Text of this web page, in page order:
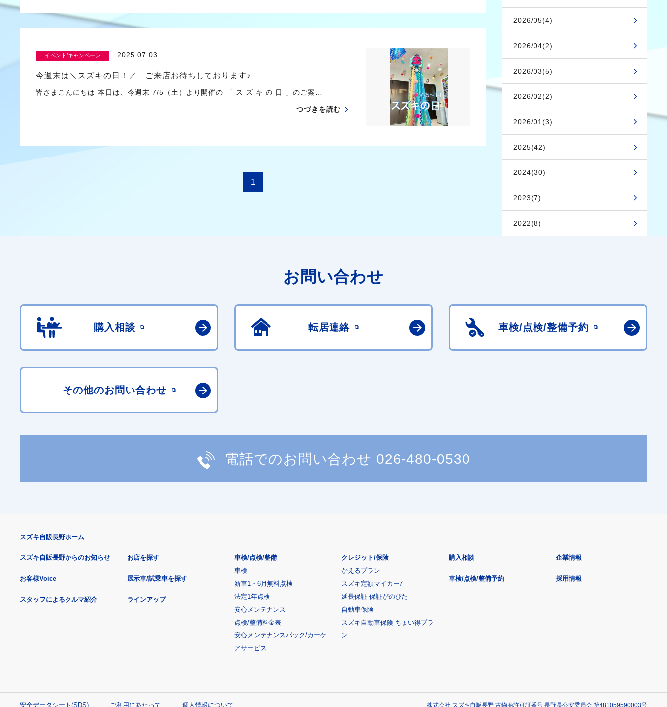
イベント/キャンペーン 2025.07.03
今週末は＼スズキの日！／ ご来店お待ちしております♪
皆さまこんにちは 本日は、今週末 7/5（土）より開催の 「 ス ズ キ の 日 」のご案…
つづきを読む
1
2026/05(4)
2026/04(2)
2026/03(5)
2026/02(2)
2026/01(3)
2025(42)
2024(30)
2023(7)
2022(8)
お問い合わせ
購入相談 転居連絡 車検/点検/整備予約
その他のお問い合わせ
電話でのお問い合わせ 026-480-0530
スズキ自販長野ホーム
スズキ自販長野からのお知らせ
お客様Voice
スタッフによるクルマ紹介
お店を探す
展示車/試乗車を探す
ラインアップ
車検/点検/整備
車検
新車1・6月無料点検
法定1年点検
安心メンテナンス
点検/整備料金表
安心メンテナンスパック/カーケ
アサービス
クレジット/保険
かえるプラン
スズキ定額マイカー7
延長保証 保証がのびた
自動車保険
スズキ自動車保険 ちょい得プラ
ン
購入相談
車検/点検/整備予約
企業情報
採用情報
安全データシート(SDS) ご利用にあたって 個人情報について 株式会社 スズキ自販長野 古物商許可証番号 長野県公安委員会 第481059590003号